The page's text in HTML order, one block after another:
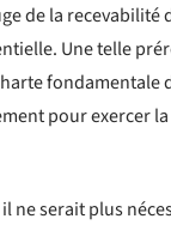
de la recevabilité
Une telle
fondamentale
pour exercer
ne serait plus